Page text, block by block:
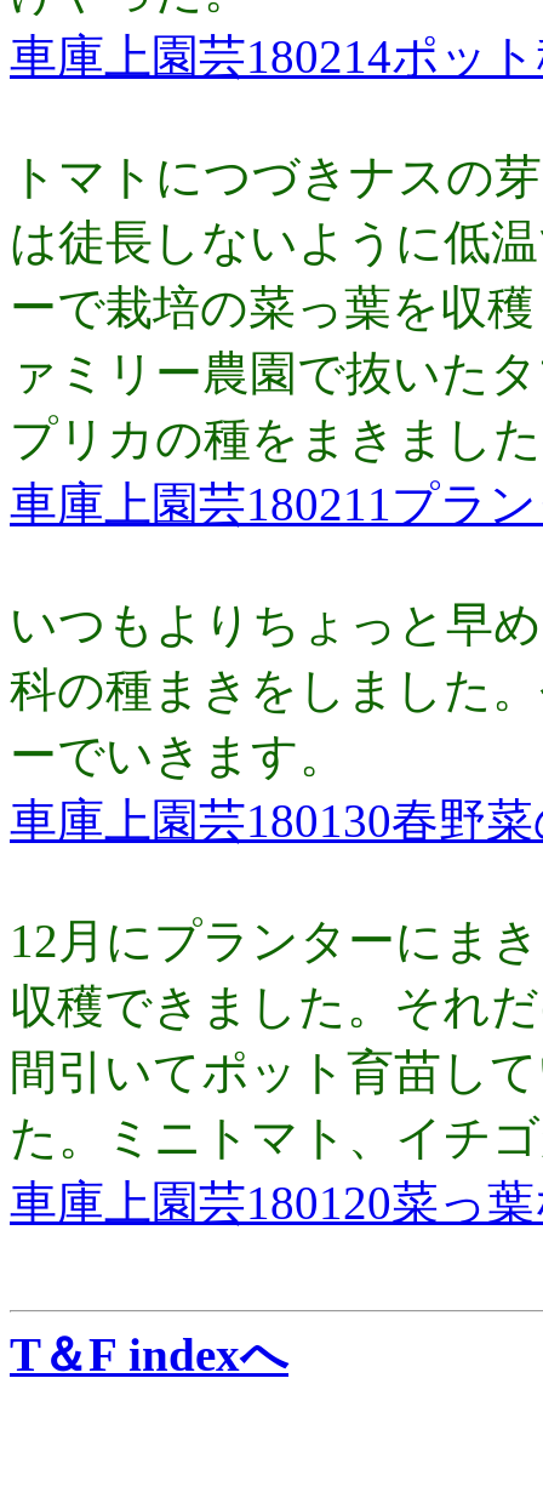
車庫上園芸180214ポッ
トマトにつづきナスの
は徒長しないように低
ーで栽培の菜っ葉を収
ァミリー農園で抜いた
プリカの種をまきまし
車庫上園芸180211プラ
いつもよりちょっと早
科の種まきをしました
ーでいきます。
車庫上園芸180130春野
12月にプランターにま
収穫できました。それ
間引いてポット育苗し
た。ミニトマト、イチ
車庫上園芸180120菜っ
T＆F indexへ